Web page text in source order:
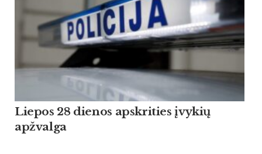
Liepos 28 dienos apskrities įvykių
apžvalga